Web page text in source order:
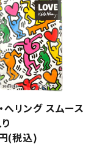
へリング スムース
(税込)